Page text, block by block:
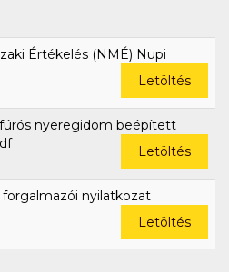
Értékelés (NMÉ) Nupi
Letöltés
nyeregidom beépített
Letöltés
forgalmazói nyilatkozat
Letöltés